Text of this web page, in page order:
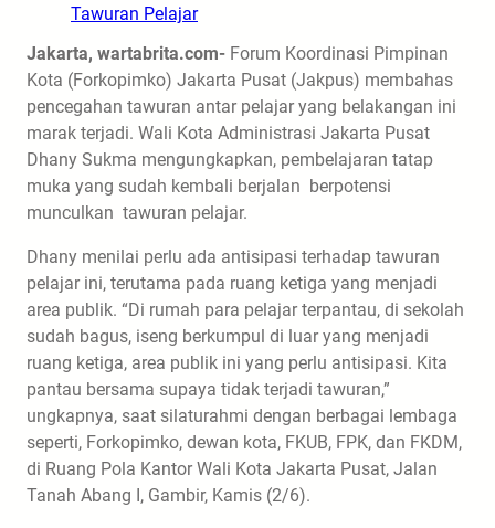
Tawuran Pelajar
Jakarta, wartabrita.com- Forum Koordinasi Pimpinan
Kota (Forkopimko) Jakarta Pusat (Jakpus) membahas
pencegahan tawuran antar pelajar yang belakangan ini
marak terjadi. Wali Kota Administrasi Jakarta Pusat
Dhany Sukma mengungkapkan, pembelajaran tatap
muka yang sudah kembali berjalan berpotensi
munculkan tawuran pelajar.
Dhany menilai perlu ada antisipasi terhadap tawuran
pelajar ini, terutama pada ruang ketiga yang menjadi
area publik. “Di rumah para pelajar terpantau, di sekolah
sudah bagus, iseng berkumpul di luar yang menjadi
ruang ketiga, area publik ini yang perlu antisipasi. Kita
pantau bersama supaya tidak terjadi tawuran,”
ungkapnya, saat silaturahmi dengan berbagai lembaga
seperti, Forkopimko, dewan kota, FKUB, FPK, dan FKDM,
di Ruang Pola Kantor Wali Kota Jakarta Pusat, Jalan
Tanah Abang I, Gambir, Kamis (2/6).